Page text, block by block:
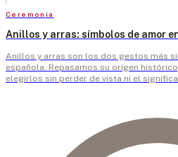
Ceremonia
Anillos y arras: símbolos de amor
Anillos y arras son los dos gestos más
española. Repasamos su origen
elegirlos sin perder de vista ni el